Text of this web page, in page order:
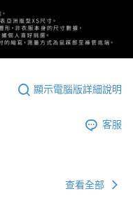
顯示電腦版詳細說明
客服
查看全部